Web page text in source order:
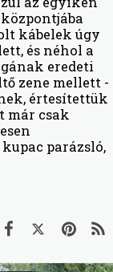
kábelek úgy
és néhol a
eredeti
zene mellett -
értesítettük
már csak
parázsló,